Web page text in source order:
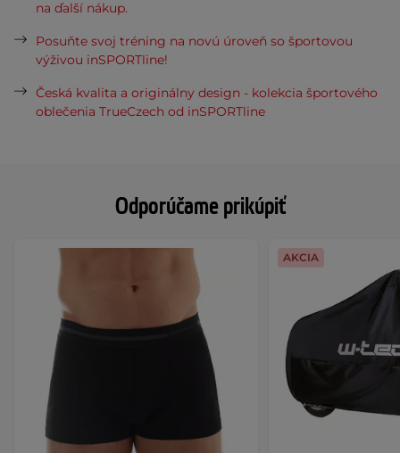
Odporúčame prikúpiť
AKCIA
na ďalší nákup.
Posuňte svoj tréning na novú úroveň so športovou
výživou inSPORTline!
Česká kvalita a originálny design - kolekcia športového
oblečenia TrueCzech od inSPORTline